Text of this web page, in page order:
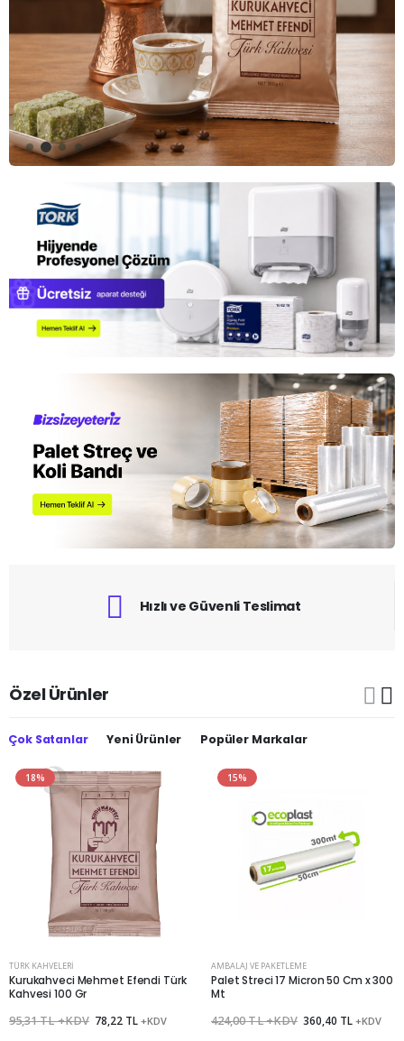
Hızlı ve Güvenli Teslimat
Özel Ürünler
Çok Satanlar Yeni Ürünler Popüler Markalar
18%
TÜRK KAHVELERI
Kurukahveci Mehmet Efendi Türk
Kahvesi 100 Gr
95,31 TL +KDV 78,22 TL +KDV
15%
AMBALAJ VE PAKETLEME
Palet Streci 17 Micron 50 Cm x 300
Mt
424,00 TL +KDV 360,40 TL +KDV